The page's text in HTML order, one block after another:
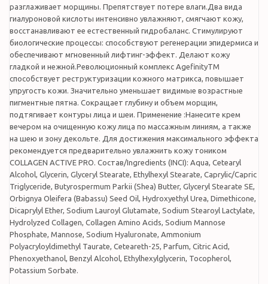
разглаживает морщины. Препятствует потере влаги.Два вида
гиалуроновой кислоты интенсивно увлажняют, смягчают кожу,
восстанавливают ее естественный гидробаланс. Стимулируют
биологические процессы: способствуют регенерации эпидермиса и
обеспечивают мгновенный лифтинг-эффект. Делают кожу
гладкой и нежной.Революционный комплекс AgefinityTM
способствует реструктуризации кожного матрикса, повышает
упругость кожи. Значительно уменьшает видимые возрастные
пигментные пятна. Сокращает глубину и объем морщин,
подтягивает контуры лица и шеи. Применение :Нанесите крем
вечером на очищенную кожу лица по массажным линиям, а также
на шею и зону декольте. Для достижения максимального эффекта
рекомендуется предварительно увлажнить кожу тоником
COLLAGEN ACTIVE PRO. Состав/Ingredients (INCI): Aqua, Cetearyl
Alcohol, Glycerin, Glyceryl Stearate, Ethylhexyl Stearate, Caprylic/Capric
Triglyceride, Butyrospermum Parkii (Shea) Butter, Glyceryl Stearate SE,
Orbignya Oleifera (Babassu) Seed Oil, Hydroxyethyl Urea, Dimethicone,
Dicaprylyl Ether, Sodium Lauroyl Glutamate, Sodium Stearoyl Lactylate,
Hydrolyzed Collagen, Collagen Amino Acids, Sodium Mannose
Phosphate, Mannose, Sodium Hyaluronate, Ammonium
Polyacryloyldimethyl Taurate, Ceteareth-25, Parfum, Citric Acid,
Phenoxyethanol, Benzyl Alcohol, Ethylhexylglycerin, Tocopherol,
Potassium Sorbate.